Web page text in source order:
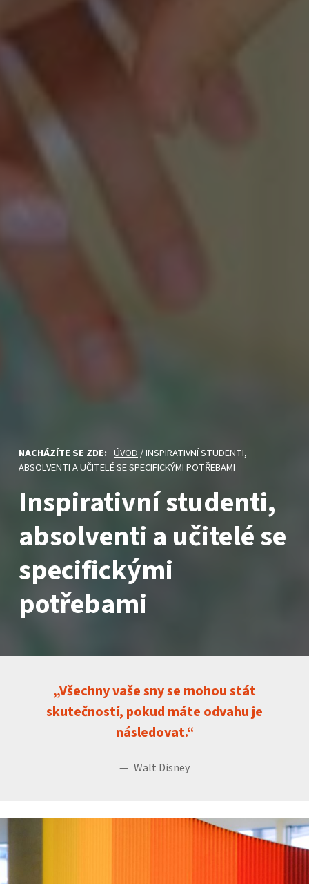
NACHÁZÍTE SE ZDE: ÚVOD/INSPIRATIVNÍ STUDENTI,
ABSOLVENTI A UČITELÉ SE SPECIFICKÝMI POTŘEBAMI
Inspirativní studenti,
absolventi a učitelé se
specifickými
potřebami
Všechny vaše sny se mohou stát
skutečností, pokud máte odvahu je
následovat.
Walt Disney